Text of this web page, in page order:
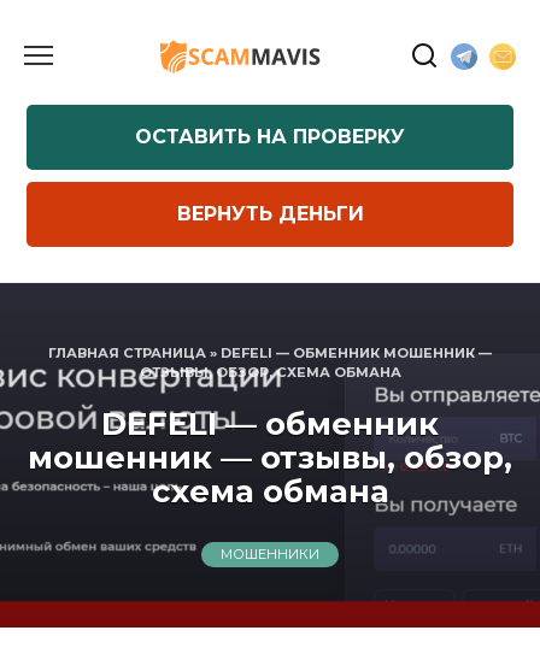
содержанию
ОСТАВИТЬ НА ПРОВЕРКУ
ВЕРНУТЬ ДЕНЬГИ
ГЛАВНАЯ СТРАНИЦА » DEFELI — ОБМЕННИК МОШЕННИК —
ОТЗЫВЫ, ОБЗОР, СХЕМА ОБМАНА
DEFELI — обменник
мошенник — отзывы, обзор,
схема обмана
МОШЕННИКИ